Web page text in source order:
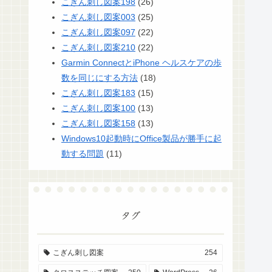
こぎん刺し図案198 (26)
こぎん刺し図案003 (25)
こぎん刺し図案097 (22)
こぎん刺し図案210 (22)
Garmin ConnectとiPhone ヘルスケアの歩
数を同じにする方法 (18)
こぎん刺し図案183 (15)
こぎん刺し図案100 (13)
こぎん刺し図案158 (13)
Windows10起動時にOffice製品が勝手に起
動する問題 (11)
タグ
こぎん刺し図案 254